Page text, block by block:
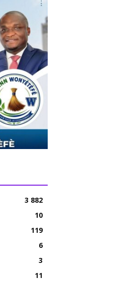
3 882
10
119
6
3
11